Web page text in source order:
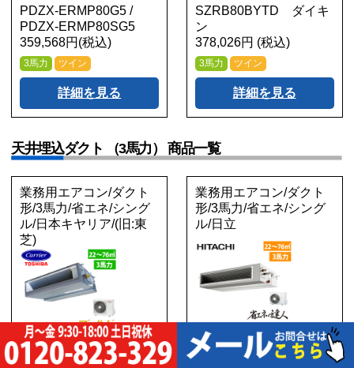
PDZX-ERMP80G5 /
PDZX-ERMP80SG5
359,568円(税込)
3馬力 ツイン
詳細を見る
SZRB80BYTD ダイキ
ン
378,026円 (税込)
3馬力 ツイン
詳細を見る
天井埋込ダクト （3馬力） 商品一覧
業務用エアコン/ダクト
形/3馬力/省エネ/シング
ル/日本キヤリア/(旧:東
芝)
GDSA08013MUB
GDSA08013JMUB
業務用エアコン/ダクト
形/3馬力/省エネ/シング
ル/日立
RPI-GP80RSH11 RPI-
GP80RSHJ11